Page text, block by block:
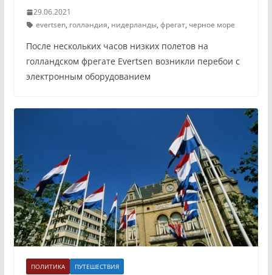
29.06.2021
evertsen, голландия, нидерланды, фрегат, черное море
После нескольких часов низких полетов на
голландском фрегате Evertsen возникли перебои с
электронным оборудованием
ПОЛИТИКА ПУТЕШЕСТВИЯ